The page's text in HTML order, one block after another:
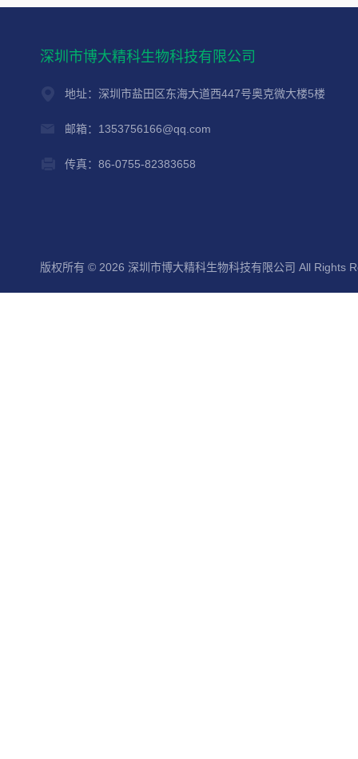
深圳市博大精科生物科技有限公司
地址：深圳市盐田区东海大道西447号奥克微大楼5楼
邮箱：1353756166@qq.com
传真：86-0755-82383658
版权所有 © 2026 深圳市博大精科生物科技有限公司 All Rights